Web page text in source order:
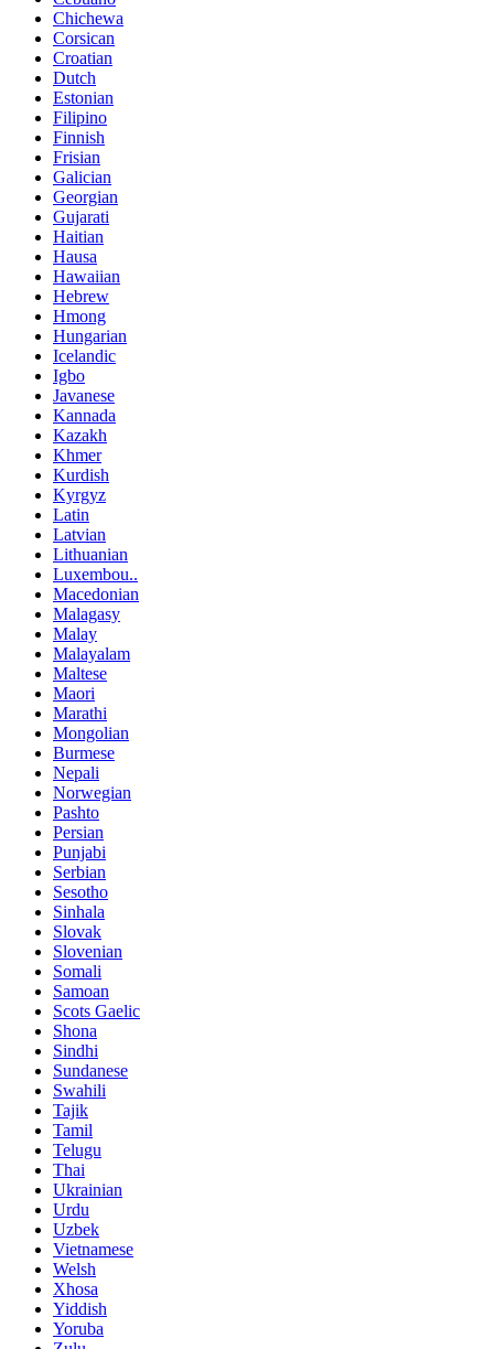
Chichewa
Corsican
Croatian
Dutch
Estonian
Filipino
Finnish
Frisian
Galician
Georgian
Gujarati
Haitian
Hausa
Hawaiian
Hebrew
Hmong
Hungarian
Icelandic
Igbo
Javanese
Kannada
Kazakh
Khmer
Kurdish
Kyrgyz
Latin
Latvian
Lithuanian
Luxembou..
Macedonian
Malagasy
Malay
Malayalam
Maltese
Maori
Marathi
Mongolian
Burmese
Nepali
Norwegian
Pashto
Persian
Punjabi
Serbian
Sesotho
Sinhala
Slovak
Slovenian
Somali
Samoan
Scots Gaelic
Shona
Sindhi
Sundanese
Swahili
Tajik
Tamil
Telugu
Thai
Ukrainian
Urdu
Uzbek
Vietnamese
Welsh
Xhosa
Yiddish
Yoruba